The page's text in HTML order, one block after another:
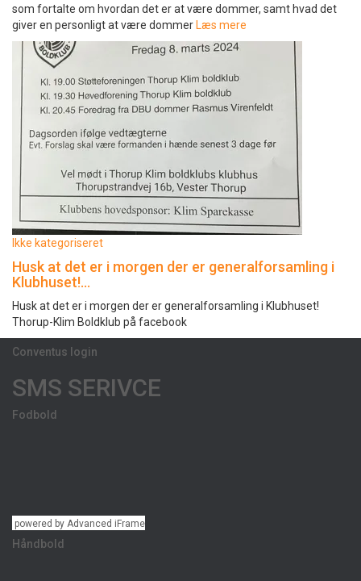
som fortalte om hvordan det er at være dommer, samt hvad det
giver en personligt at være dommer Læs mere
Ikke kategoriseret
Husk at det er i morgen der er generalforsamling i
Klubhuset!…
Husk at det er i morgen der er generalforsamling i Klubhuset!
Thorup-Klim Boldklub på facebook
Conventus login
SMS SERIVCE
Fodbold
powered by Advanced iFrame
Håndbold